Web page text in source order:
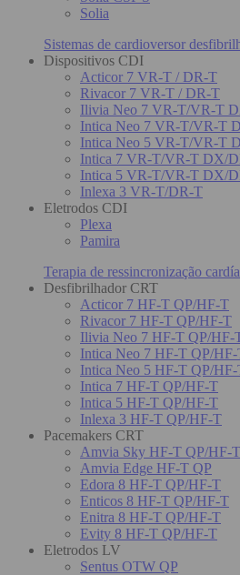
Solia
Sistemas de cardioversor
Dispositivos CDI
Acticor 7 VR-T / DR-T
Rivacor 7 VR-T / DR-T
Ilivia Neo 7 VR-T/VR-T
Intica Neo 7 VR-T/VR-T
Intica Neo 5 VR-T/VR-T
Intica 7 VR-T/VR-T DX/
Intica 5 VR-T/VR-T DX/
Inlexa 3 VR-T/DR-T
Eletrodos CDI
Plexa
Pamira
Terapia de ressincronização
Desfibrilhador CRT
Acticor 7 HF-T QP/HF-T
Rivacor 7 HF-T QP/HF-T
Ilivia Neo 7 HF-T QP/HF-
Intica Neo 7 HF-T QP/
Intica Neo 5 HF-T QP/
Intica 7 HF-T QP/HF-T
Intica 5 HF-T QP/HF-T
Inlexa 3 HF-T QP/HF-T
Pacemakers CRT
Amvia Sky HF-T QP/HF-T
Amvia Edge HF-T QP
Edora 8 HF-T QP/HF-T
Enticos 8 HF-T QP/HF-T
Enitra 8 HF-T QP/HF-T
Evity 8 HF-T QP/HF-T
Eletrodos LV
Sentus OTW QP